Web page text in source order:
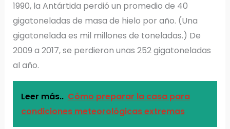
1990, la Antártida perdió un promedio de 40
gigatoneladas de masa de hielo por año. (Una
gigatonelada es mil millones de toneladas.) De
2009 a 2017, se perdieron unas 252 gigatoneladas
al año.
Leer más.. Cómo preparar la casa para
condiciones meteorológicas extremas